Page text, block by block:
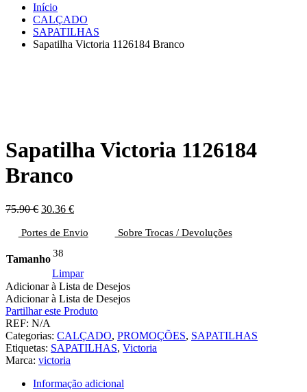
Início
CALÇADO
SAPATILHAS
Sapatilha Victoria 1126184 Branco
Sapatilha Victoria 1126184
Branco
75.90€ O
original
75.90 €.
30.36 €O
atual
Portes de Envio Sobre Trocas / Devoluções
Tamanho38
Limpar
Adicionar à Lista de Desejos
Adicionar à Lista de Desejos
Partilhar este Produto
REF: N/A
Categorias: CALÇADO, PROMOÇÕES, SAPATILHAS
Etiquetas: SAPATILHAS, Victoria
Marca: victoria
Informação adicional